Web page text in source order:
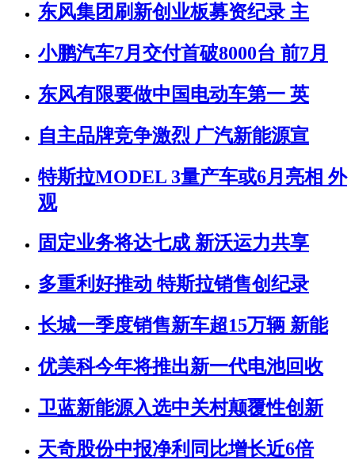
东风集团刷新创业板募资纪录 主
小鹏汽车7月交付首破8000台 前7月
东风有限要做中国电动车第一 英
自主品牌竞争激烈 广汽新能源宣
特斯拉MODEL 3量产车或6月亮相 外
观
固定业务将达七成 新沃运力共享
多重利好推动 特斯拉销售创纪录
长城一季度销售新车超15万辆 新能
优美科今年将推出新一代电池回收
卫蓝新能源入选中关村颠覆性创新
天奇股份中报净利同比增长近6倍